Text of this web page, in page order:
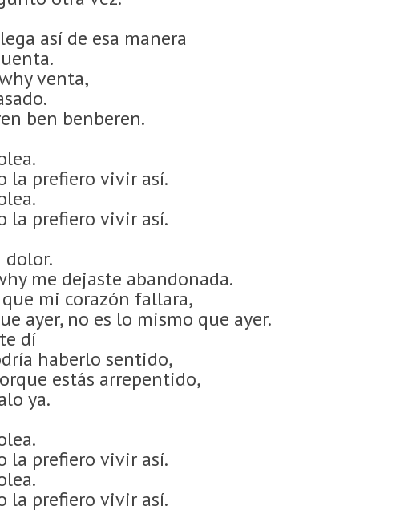
así de esa manera
venta,
ben benberen.
la prefiero vivir así.
la prefiero vivir así.
me dejaste abandonada.
mi corazón fallara,
ayer, no es lo mismo que ayer.
dí
haberlo sentido,
estás arrepentido,
ya.
la prefiero vivir así.
la prefiero vivir así.